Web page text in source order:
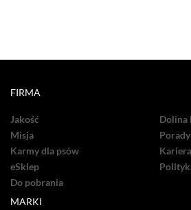
FIRMA
Jakość
Misja
Karmy dla psów
eSklep
Do pobrania
Dolina
Porady
Kariera
MARKI